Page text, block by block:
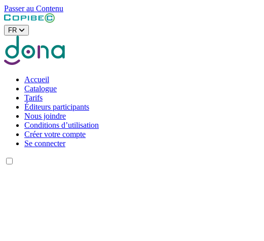
Passer au Contenu
FR
Accueil
Catalogue
Tarifs
Éditeurs participants
Nous joindre
Conditions d’utilisation
Créer votre compte
Se connecter